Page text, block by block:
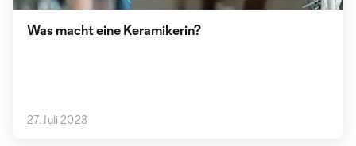
Was macht eine Keramikerin?
27. Juli 2023